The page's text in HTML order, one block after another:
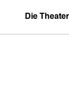
Die Theater